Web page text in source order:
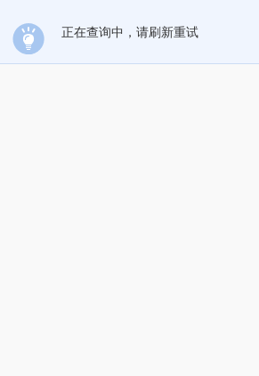
正在查询中，请刷新重试